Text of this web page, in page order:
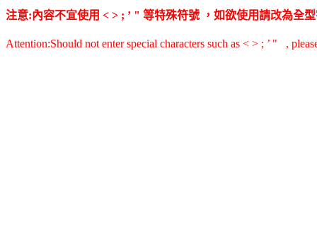
注意:內容不宜使用 < > ; ’ " 等特殊符號 ，如欲使用請改為全
Attention:Should not enter special characters such as < > ; ’ " ,